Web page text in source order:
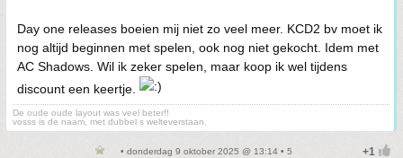
Day one releases boeien mij niet zo veel meer. KCD2 bv moet ik
nog altijd beginnen met spelen, ook nog niet gekocht. Idem met
AC Shadows. Wil ik zeker spelen, maar koop ik wel tijdens
discount een keertje.
De oude oude layout was veel beter!!
vosss is de naam, met dubbel s welteverstaan.
• donderdag 9 oktober 2025 @ 13:14 • 5